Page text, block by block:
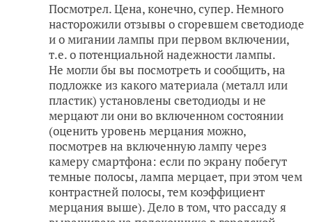
Посмотрел. Цена, конечно, супер. Немного
насторожили отзывы о сгоревшем светодиоде
и о мигании лампы при первом включении,
т.е. о потенциальной надежности лампы.
Не могли бы вы посмотреть и сообщить, на
подложке из какого материала (металл или
пластик) установлены светодиоды и не
мерцают ли они во включенном состоянии
(оценить уровень мерцания можно,
посмотрев на включенную лампу через
камеру смартфона: если по экрану побегут
темные полосы, лампа мерцает, при этом чем
контрастней полосы, тем коэффициент
мерцания выше). Дело в том, что рассаду я